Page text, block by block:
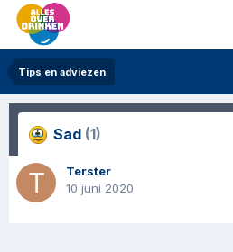
Tips en adviezen
Sad (1)
Terster
10 juni 2020